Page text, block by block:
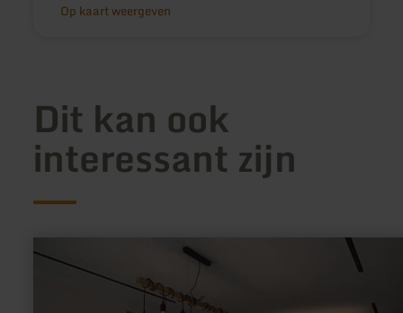
Op kaart weergeven
Dit kan ook
interessant zijn
informatie